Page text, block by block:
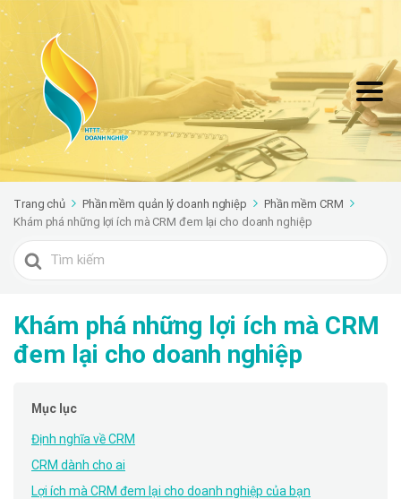
Trang chủ Phần mềm quản lý doanh nghiệp
Phần mềm CRM
Khám phá những lợi ích mà CRM đem lại cho doanh nghiệp
Search
For
Khám phá những lợi ích mà CRM
đem lại cho doanh nghiệp
Mục lục
Định nghĩa về CRM
CRM dành cho ai
Lợi ích mà CRM đem lại cho doanh nghiệp của bạn